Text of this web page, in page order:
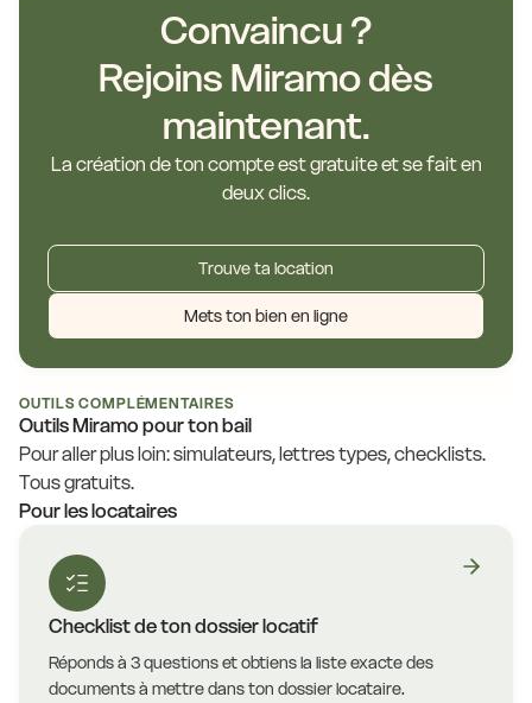
Convaincu ?
Rejoins Miramo dès
maintenant.
La création de ton compte est gratuite et se fait en
deux clics.
Trouve ta location
Mets ton bien en ligne
OUTILS COMPLÉMENTAIRES
Outils Miramo pour ton bail
Pour aller plus loin: simulateurs, lettres types, checklists.
Tous gratuits.
Pour les locataires
Checklist de ton dossier locatif
Réponds à 3 questions et obtiens la liste exacte des
documents à mettre dans ton dossier locataire.